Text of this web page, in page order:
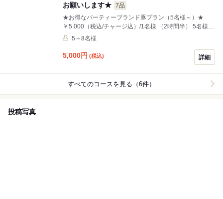
お願いします★ 7品
★お得なパーティーブランド豚プラン（5名様～）★
￥5.000（税込/チャージ込）/1名様 （2時間半） 5名様か
らのご案内です。 ♦ドリンクはアラカルトになります♦ ※
5～8名様
5,000円 (税込) 詳細
すべてのコースを見る（6件）
投稿写真